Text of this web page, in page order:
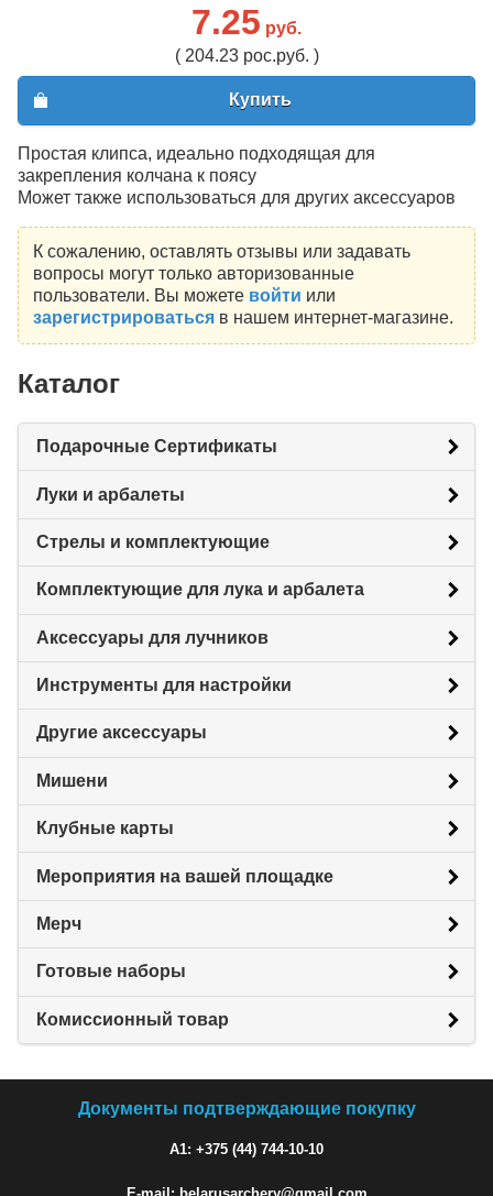
7.25 руб.
( 204.23 рос.руб. )
Купить
Простая клипса, идеально подходящая для
закрепления колчана к поясу
Может также использоваться для других аксессуаров
К сожалению, оставлять отзывы или задавать
вопросы могут только авторизованные
пользователи. Вы можете войти или
зарегистрироватьсяв нашем интернет-магазине.
Каталог
Подарочные Сертификаты
Луки и арбалеты
Стрелы и комплектующие
Комплектующие для лука и арбалета
Аксессуары для лучников
Инструменты для настройки
Другие аксессуары
Мишени
Клубные карты
Мероприятия на вашей площадке
Мерч
Готовые наборы
Комиссионный товар
Документы подтверждающие покупку
A1: +375 (44) 744-10-10